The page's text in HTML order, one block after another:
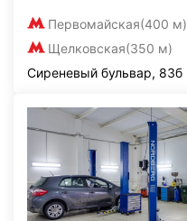
Первомайская(400 м)
Щелковская(350 м)
Сиреневый бульвар, 83б